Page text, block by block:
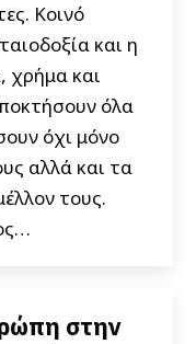
Κοινό
και η
χρήμα και
όλα
όχι μόνο
αλλά και τα
τους.
στην